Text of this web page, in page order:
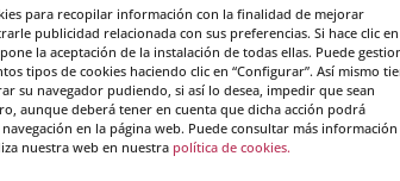
para recopilar información con la finalidad de mejorar
publicidad relacionada con sus preferencias. Si hace clic
la aceptación de la instalación de todas ellas. Puede
tipos de cookies haciendo clic en “Configurar”. Así mismo
su navegador pudiendo, si así lo desea, impedir que sean
aunque deberá tener en cuenta que dicha acción podrá
en la página web. Puede consultar más información
nuestra web en nuestra política de cookies.
te ayuda a detenerte para reflexionar sobre
un alto grado de introspección. Por ejemplo,
diferentes que, sin embargo, tienen algún